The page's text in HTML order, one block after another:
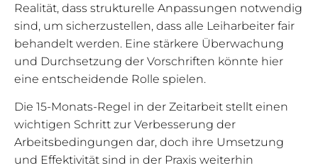
Realität, dass strukturelle Anpassungen notwendig
sind, um sicherzustellen, dass alle Leiharbeiter fair
behandelt werden. Eine stärkere Überwachung
und Durchsetzung der Vorschriften könnte hier
eine entscheidende Rolle spielen.
Die 15-Monats-Regel in der Zeitarbeit stellt einen
wichtigen Schritt zur Verbesserung der
Arbeitsbedingungen dar, doch ihre Umsetzung
und Effektivität sind in der Praxis weiterhin